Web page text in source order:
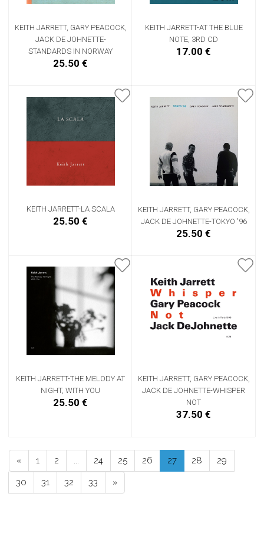
KEITH JARRETT, GARY PEACOCK,
JACK DE JOHNETTE-
STANDARDS IN NORWAY
25.50 €
KEITH JARRETT-AT THE BLUE
NOTE, 3RD CD
17.00 €
KEITH JARRETT-LA SCALA
25.50 €
KEITH JARRETT, GARY PEACOCK,
JACK DE JOHNETTE-TOKYO '96
25.50 €
KEITH JARRETT-THE MELODY AT
NIGHT, WITH YOU
25.50 €
KEITH JARRETT, GARY PEACOCK,
JACK DE JOHNETTE-WHISPER
NOT
37.50 €
« 1 2 ... 24 25 26 27 28 29
30 31 32 33 »